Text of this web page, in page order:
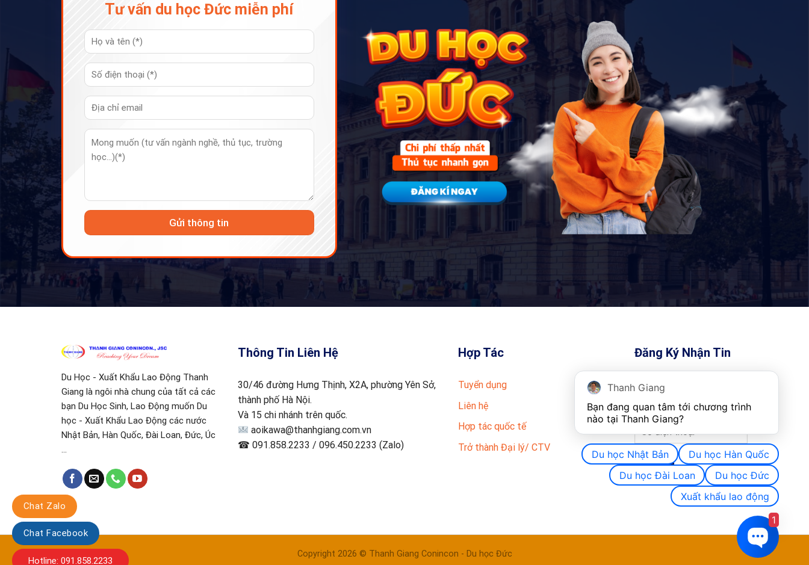
Tư vấn du học Đức miễn phí
Du Học - Xuất Khẩu Lao Động Thanh
Giang là ngôi nhà chung của tất cả các
bạn Du Học Sinh, Lao Động muốn Du
học - Xuất Khẩu Lao Động các nước
Nhật Bản, Hàn Quốc, Đài Loan, Đức, Úc
...
Thông Tin Liên Hệ
30/46 đường Hưng Thịnh, X2A, phường Yên Sở,
thành phố Hà Nội.
Và 15 chi nhánh trên quốc.
aoikawa@thanhgiang.com.vn
☎ 091.858.2233 / 096.450.2233 (Zalo)
Hợp Tác
Tuyển dụng
Liên hệ
Hợp tác quốc tế
Trở thành Đại lý/ CTV
Đăng Ký Nhận Tin
Đăng ký nhận thông tin, ưu
đãi du học Đức mới nhất.
Copyright 2026 © Thanh Giang Conincon - Du học Đức
Chat Zalo
Chat Facebook
Hotline: 091.858.2233
Thanh Giang
Bạn đang quan tâm tới chương trình
nào tại Thanh Giang?
Du học Nhật Bản
Du học Hàn Quốc
Du học Đài Loan
Du học Đức
Xuất khẩu lao động
1